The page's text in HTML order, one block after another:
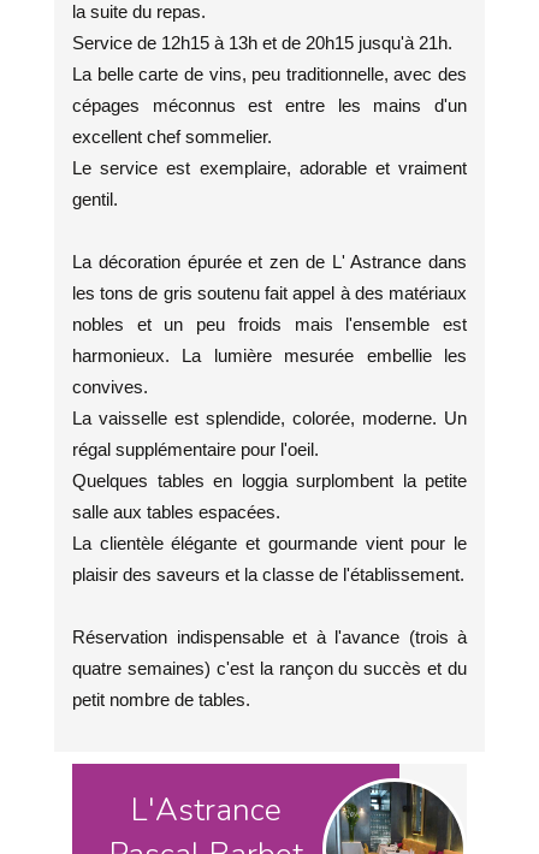
la suite du repas.
Service de 12h15 à 13h et de 20h15 jusqu'à 21h.
La belle carte de vins, peu traditionnelle, avec des
cépages méconnus est entre les mains d'un
excellent chef sommelier.
Le service est exemplaire, adorable et vraiment
gentil.
La décoration épurée et zen de L' Astrance dans
les tons de gris soutenu fait appel à des matériaux
nobles et un peu froids mais l'ensemble est
harmonieux. La lumière mesurée embellie les
convives.
La vaisselle est splendide, colorée, moderne. Un
régal supplémentaire pour l'oeil.
Quelques tables en loggia surplombent la petite
salle aux tables espacées.
La clientèle élégante et gourmande vient pour le
plaisir des saveurs et la classe de l'établissement.
Réservation indispensable et à l'avance (trois à
quatre semaines) c'est la rançon du succès et du
petit nombre de tables.
L'Astrance